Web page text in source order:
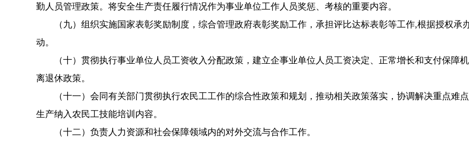
勤人员管理政策。将安全生产责任履行情况作为事业单位工作人员奖惩、考核的重要内容。
（九）组织实施国家表彰奖励制度，综合管理政府表彰奖励工作，承担评比达标表彰等工作,根据授权承
动。
（十）贯彻执行事业单位人员工资收入分配政策，建立企事业单位人员工资决定、正常增长和支付保障
离退休政策。
（十一）会同有关部门贯彻执行农民工工作的综合性政策和规划，推动相关政策落实，协调解决重点难
生产纳入农民工技能培训内容。
（十二）负责人力资源和社会保障领域内的对外交流与合作工作。